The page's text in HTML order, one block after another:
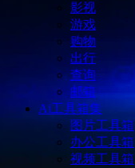
影视
游戏
购物
出行
查询
邮箱
Ai工具箱集
图片工具箱
办公工具箱
视频工具箱